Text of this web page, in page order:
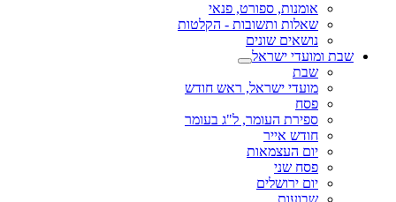
אומנות, ספורט, פנאי
שאלות ותשובות - הקלטות
נושאים שונים
שבת ומועדי ישראל
שבת
מועדי ישראל, ראש חודש
פסח
ספירת העומר, ל"ג בעומר
חודש אייר
יום העצמאות
פסח שני
יום ירושלים